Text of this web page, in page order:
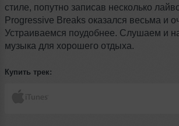
стиле, попутно записав несколько
Progressive Breaks оказался весьма и
Устраиваемся поудобнее. Слушаем и
музыка для хорошего отдыха.
Купить трек: